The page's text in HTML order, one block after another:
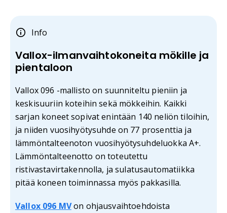
Info
Vallox-ilmanvaihtokoneita mökille ja
pientaloon
Vallox 096 -mallisto on suunniteltu pieniin ja
keskisuuriin koteihin sekä mökkeihin. Kaikki
sarjan koneet sopivat enintään 140 neliön tiloihin,
ja niiden vuosihyötysuhde on 77 prosenttia ja
lämmöntalteenoton vuosihyötysuhdeluokka A+.
Lämmöntalteenotto on toteutettu
ristivastavirtakennolla, ja sulatusautomatiikka
pitää koneen toiminnassa myös pakkasilla.
Vallox 096 MVon ohjausvaihtoehdoista